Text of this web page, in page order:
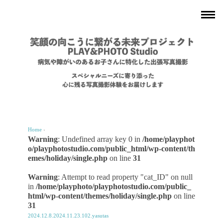
Home ›
Warning: Undefined array key 0 in /home/playphot
o/playphotostudio.com/public_html/wp-content/th
emes/holiday/single.php on line 31
Warning: Attempt to read property "cat_ID" on null
in /home/playphoto/playphotostudio.com/public_
html/wp-content/themes/holiday/single.php on line
31
2024.12.8.2024.11.23.102.yasutas